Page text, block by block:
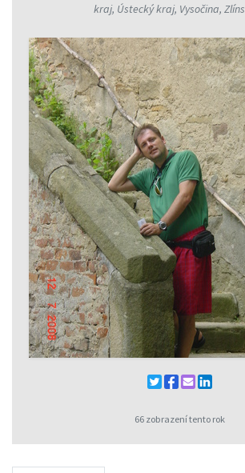
kraj, Ústecký kraj, Vysočina,
66 zobrazení tento rok